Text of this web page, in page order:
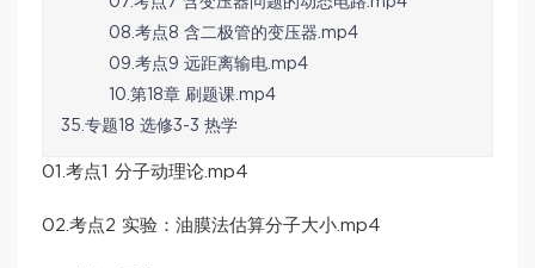
08.考点8 含二极管的变压器.mp4
09.考点9 远距离输电.mp4
10.第18章 刷题课.mp4
35.专题18 选修3-3 热学
01.考点1 分子动理论.mp4
02.考点2 实验：油膜法估算分子大小.mp4